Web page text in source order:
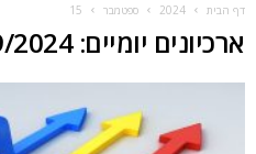
דף הבית 2024 ספטמבר 15
ארכיונים יומיים: 15/09/2024